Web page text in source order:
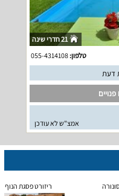
21 חדרי שינה
טלפון:055-4314108
דעת
אמצ"ש לא עודכן
ריזורט פסגת הנוף